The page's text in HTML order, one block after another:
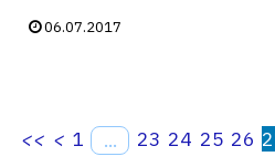
Data publikacji:
06.07.2017
<< < 1 ... 23 24 25 26